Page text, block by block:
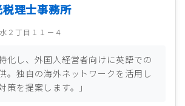
理士事務所
２丁目１１－４
化し、外国人経営者向けに英語での
。独自の海外ネットワークを活用し
策を提案します。」